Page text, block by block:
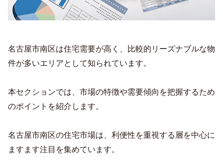
名古屋市南区は住宅需要が高く、比較的リーズナブルな物
件が多いエリアとして知られています。
本セクションでは、市場の特徴や需要傾向を把握するため
のポイントを紹介します。
名古屋市南区の住宅市場は、利便性を重視する層を中心に
ますます注目を集めています。